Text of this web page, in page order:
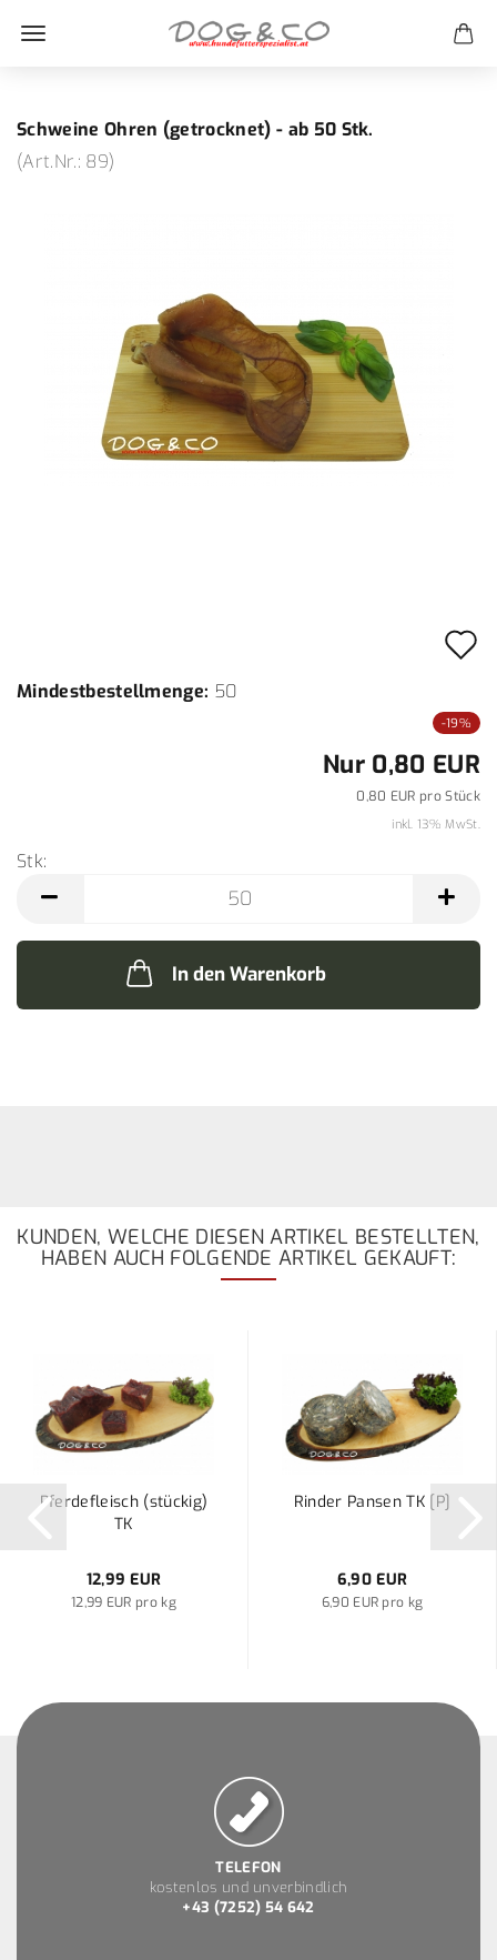
Schweine Ohren (getrocknet) - ab 50 Stk.
(Art.Nr.: 89)
Mindestbestellmenge: 50
-19%
Nur 0,80 EUR
0,80 EUR pro Stück
inkl. 13% MwSt.
Stk:
In den Warenkorb
KUNDEN, WELCHE DIESEN ARTIKEL BESTELLTEN,
HABEN AUCH FOLGENDE ARTIKEL GEKAUFT:
Pferdefleisch (stückig)
TK
12,99 EUR
12,99 EUR pro kg
Rinder Pansen TK [P]
6,90 EUR
6,90 EUR pro kg
TELEFON
kostenlos und unverbindlich
+43 (7252) 54 642